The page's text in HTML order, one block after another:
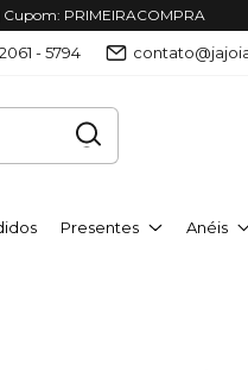
Cupom: PRIMEIRACOMPRA
- 5794
Presentes Anéis